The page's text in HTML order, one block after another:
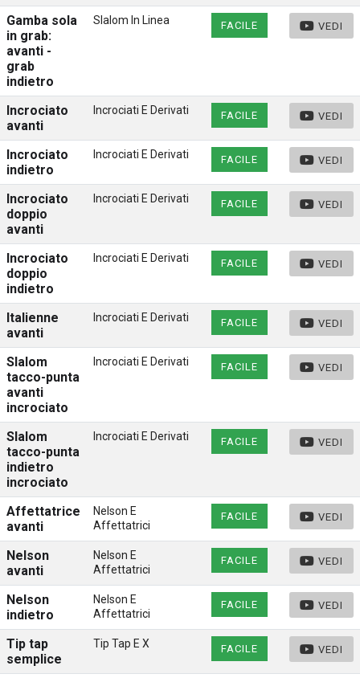
Gamba sola
in grab:
avanti -
grab
indietro
Slalom In Linea FACILE VEDI
Incrociato
avanti
Incrociati E Derivati FACILE VEDI
Incrociato
indietro
Incrociati E Derivati FACILE VEDI
Incrociato
doppio
avanti
Incrociati E Derivati FACILE VEDI
Incrociato
doppio
indietro
Incrociati E Derivati FACILE VEDI
Italienne
avanti
Incrociati E Derivati FACILE VEDI
Slalom
tacco-punta
avanti
incrociato
Incrociati E Derivati FACILE VEDI
Slalom
tacco-punta
indietro
incrociato
Incrociati E Derivati FACILE VEDI
Affettatrice
avanti
Nelson E
Affettatrici
FACILE VEDI
Nelson
avanti
Nelson E
Affettatrici
FACILE VEDI
Nelson
indietro
Nelson E
Affettatrici
FACILE VEDI
Tip tap
semplice
Tip Tap E X FACILE VEDI